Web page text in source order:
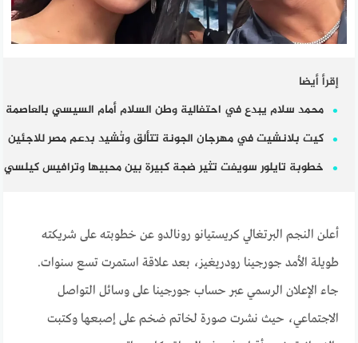
إقرأ أيضا
محمد سلام يبدع في احتفالية وطن السلام أمام السيسي بالعاصمة
كيت بلانشيت في مهرجان الجونة تتألق وتُشيد بدعم مصر للاجئين
خطوبة تايلور سويفت تثير ضجة كبيرة بين محبيها وترافيس كيلسي
أعلن النجم البرتغالي كريستيانو رونالدو عن خطوبته على شريكته
طويلة الأمد جورجينا رودريغيز، بعد علاقة استمرت تسع سنوات.
جاء الإعلان الرسمي عبر حساب جورجينا على وسائل التواصل
الاجتماعي، حيث نشرت صورة لخاتم ضخم على إصبعها وكتبت